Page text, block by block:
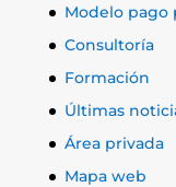
Modelo pago
Consultoría
Formación
Últimas
Área privada
Mapa web